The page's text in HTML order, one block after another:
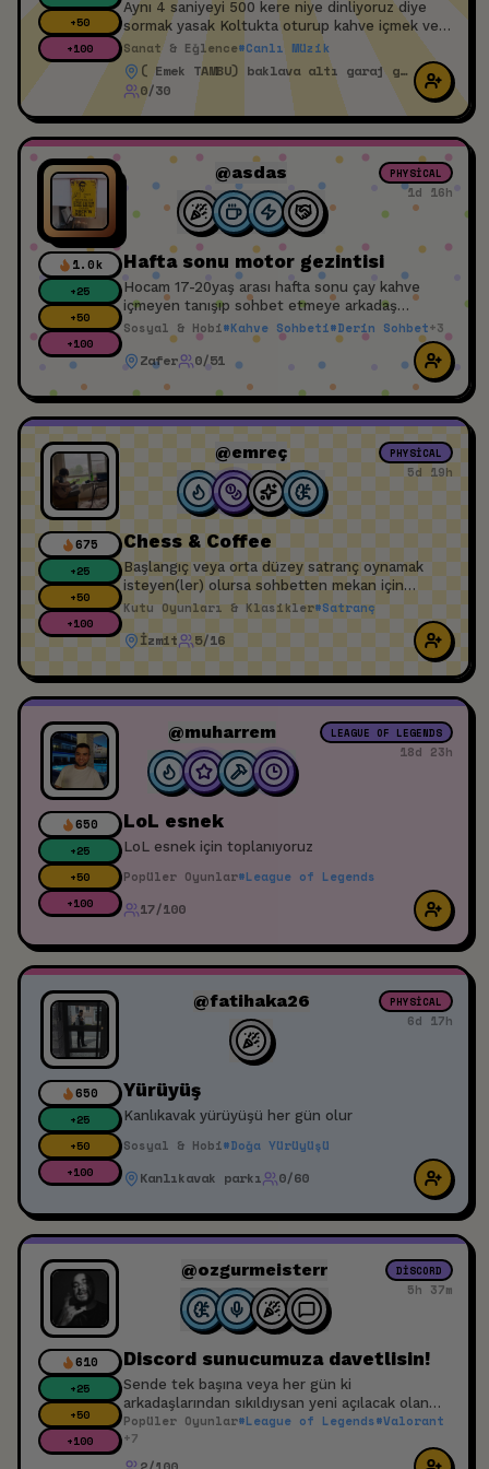
+50
+100
Aynı 4 saniyeyi 500 kere niye dinliyoruz diye
sormak yasak ​Koltukta oturup kahve içmek ve
şarkıya kafayla eşlik etmek serbest ​Çıkışta
kafanda bir melodiyle gezme garantisi var
Sanat & Eğlence#Canlı Müzik
( Emek TAMBU) baklava altı garaj girişi
0/30
1.0k
+25
+50
+100
@asdas PHYSICAL
1d 16h
Hafta sonu motor gezintisi
Hocam 17-20yaş arası hafta sonu çay kahve
içmeyen tanışıp sohbet etmeye arkadaş
atıyorum 50cc cup var motor yoksa sıkıntı yok
kaskını ayarla gerisi tamam
Sosyal & Hobi#Kahve Sohbeti#Derin Sohbet+3
Zafer 0/51
675
+25
+50
+100
@emreç PHYSICAL
5d 19h
Chess & Coffee
Başlangıç veya orta düzey satranç oynamak
isteyen(ler) olursa sohbetten mekan için
planlama yapabiliriz.
Kutu Oyunları & Klasikler#Satranç
İzmit 5/16
650
+25
+50
+100
@muharrem LEAGUE OF LEGENDS
18d 23h
LoL esnek
LoL esnek için toplanıyoruz
Popüler Oyunlar#League of Legends
17/100
650
+25
+50
+100
@fatihaka26 PHYSICAL
6d 17h
Yürüyüş
Kanlıkavak yürüyüşü her gün olur
Sosyal & Hobi#Doğa Yürüyüşü
Kanlıkavak parkı 0/60
610
+25
+50
+100
@ozgurmeisterr DISCORD
5h 37m
Discord sunucumuza davetlisin!
Sende tek başına veya her gün ki
arkadaşlarından sıkıldıysan yeni açılacak olan
Discord sunucumuza bekleriz. Yeni arkadaşlıklar,
yeni oyunlar ve yeni eğlence seçeneklerinizi
bulabilirsiniz!
Popüler Oyunlar#League of Legends#Valorant
+7